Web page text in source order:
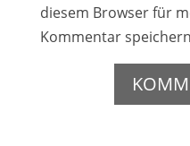
diesem Browser für
Kommentar